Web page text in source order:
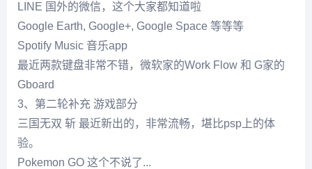
LINE 国外的微信，这个大家都知道啦
Google Earth, Google+, Google Space 等等等
Spotify Music 音乐app
最近两款键盘非常不错，微软家的Work Flow 和 G家的
Gboard
3、第二轮补充 游戏部分
三国无双 斩 最近新出的，非常流畅，堪比psp上的体
验。
Pokemon GO 这个不说了...